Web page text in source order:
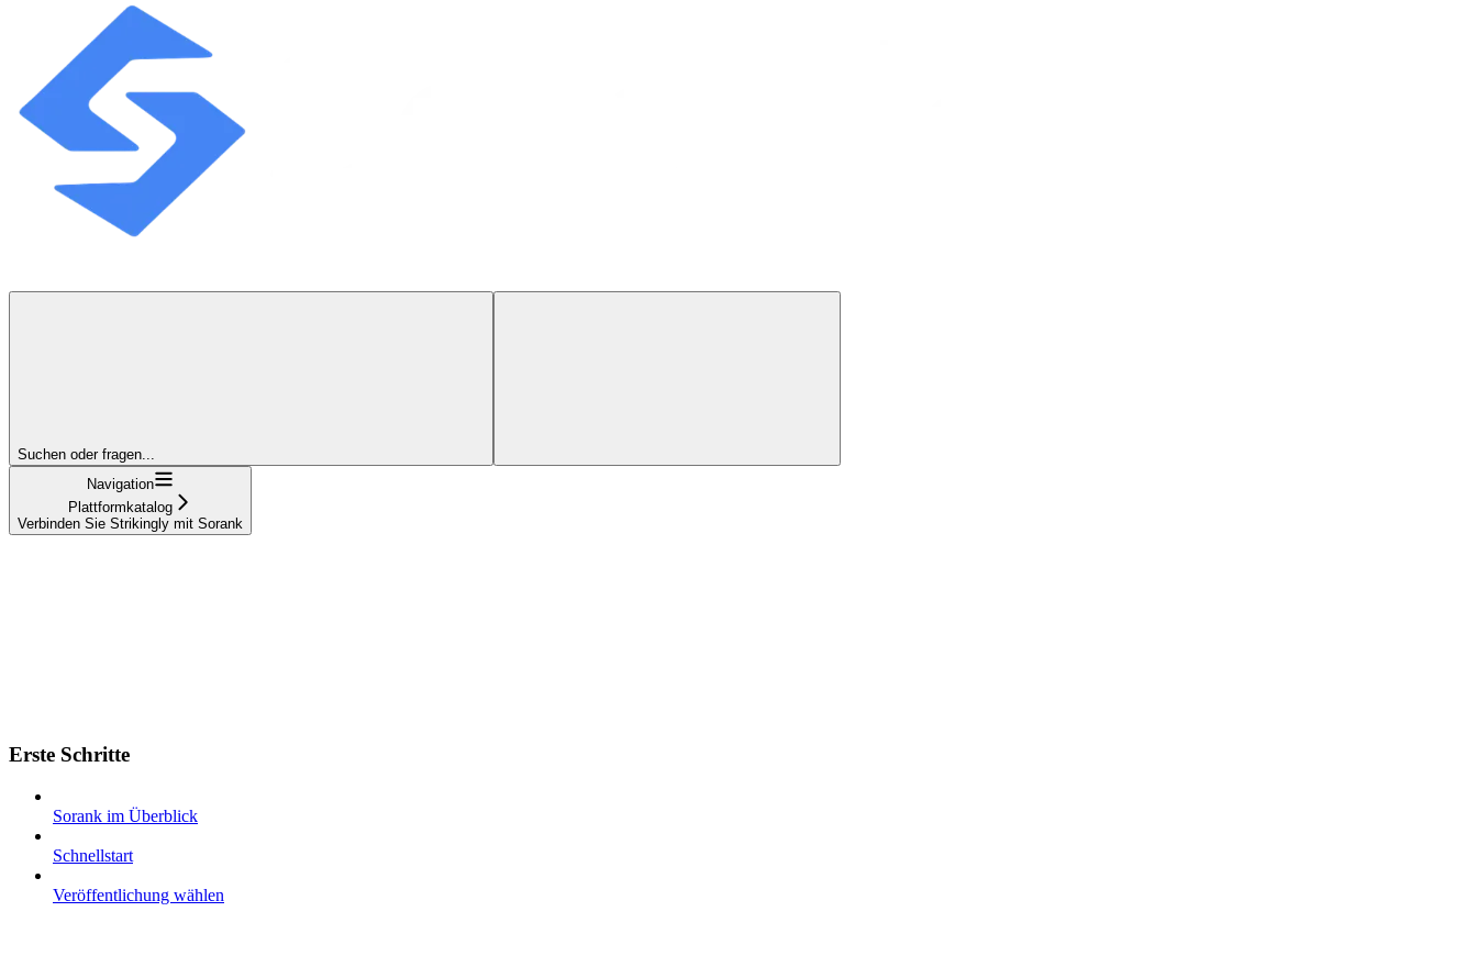
Suchen oder fragen...
Navigation
Plattformkatalog
Verbinden Sie Strikingly mit Sorank
Erste Schritte
Sorank im Überblick
Schnellstart
Veröffentlichung wählen